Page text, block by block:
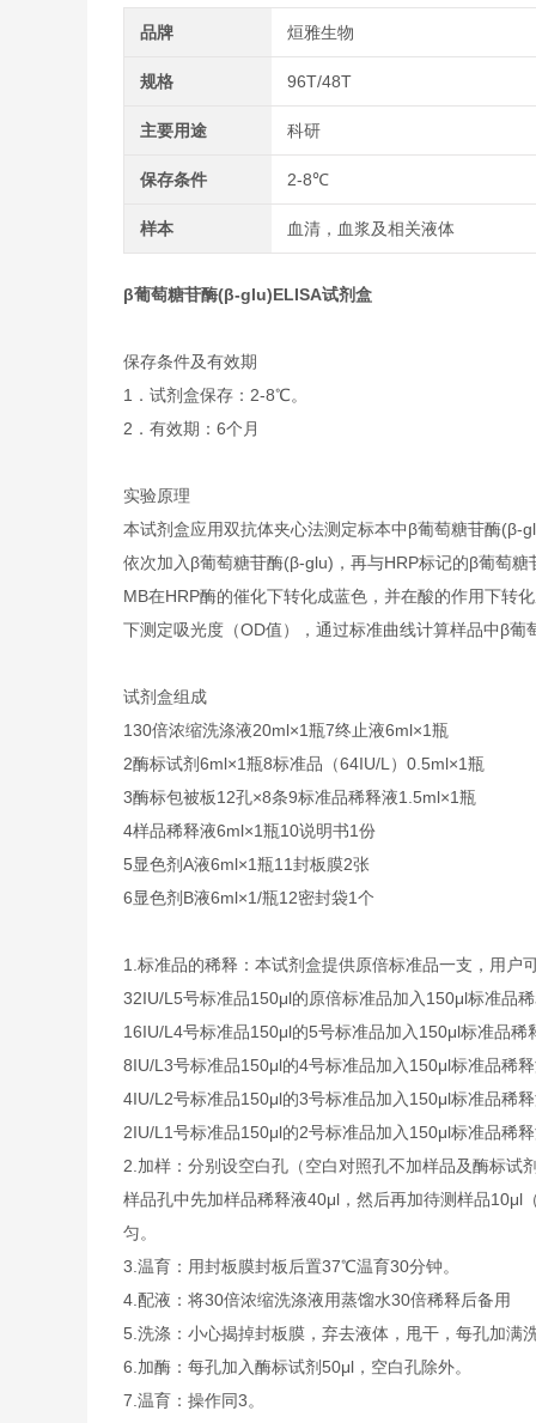
品牌 烜雅生物
规格 96T/48T
主要用途 科研
保存条件 2-8℃
样本 血清，血浆及相关液体
β葡萄糖苷酶(β-glu)ELISA试剂盒
保存条件及有效期
1．试剂盒保存：2-8℃。
2．有效期：6个月
实验原理
本试剂盒应用双抗体夹心法测定标本中β葡萄糖苷酶(β-
依次加入β葡萄糖苷酶(β-glu)，再与HRP标记的β葡萄
MB在HRP酶的催化下转化成蓝色，并在酸的作用下转
下测定吸光度（OD值），通过标准曲线计算样品中β
试剂盒组成
130倍浓缩洗涤液20ml×1瓶7终止液6ml×1瓶
2酶标试剂6ml×1瓶8标准品（64IU/L） 0.5ml×1瓶
3酶标包被板12孔×8条9标准品稀释液1.5ml×1瓶
4样品稀释液6ml×1瓶10说明书1份
5显色剂A液6ml×1瓶11封板膜2张
6显色剂B液6ml×1/瓶12密封袋1个
1. 标准品的稀释：本试剂盒提供原倍标准品一支，用户
32IU/L 5号标准品150μl的原倍标准品加入150μl标准品
16IU/L 4号标准品150μl的5号标准品加入150μl标准品稀
8IU/L 3号标准品150μl的4号标准品加入150μl标准品稀
4IU/L 2号标准品150μl的3号标准品加入150μl标准品稀
2IU/L 1号标准品150μl的2号标准品加入150μl标准品稀
2. 加样：分别设空白孔（空白对照孔不加样品及酶标试
样品孔中先加样品稀释液40μl，然后再加待测样品10μl
匀。
3. 温育：用封板膜封板后置37℃温育30分钟。
4. 配液：将30倍浓缩洗涤液用蒸馏水30倍稀释后备用
5. 洗涤：小心揭掉封板膜，弃去液体，甩干，每孔加满
6. 加酶：每孔加入酶标试剂50μl，空白孔除外。
7. 温育：操作同3。